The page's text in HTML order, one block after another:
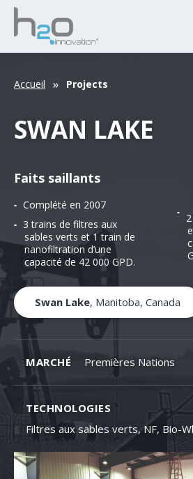
Accueil Projects
SWAN LAKE
Faits saillants
Complété en 2007
3 trains de filtres aux
sables verts et 1 train de
nanofiltration d’une
capacité de 42 000 GPD.
Swan Lake, Manitoba, Canada
MARCHÉ Premières Nations
TECHNOLOGIES
Filtres aux sables verts, NF, Bio-